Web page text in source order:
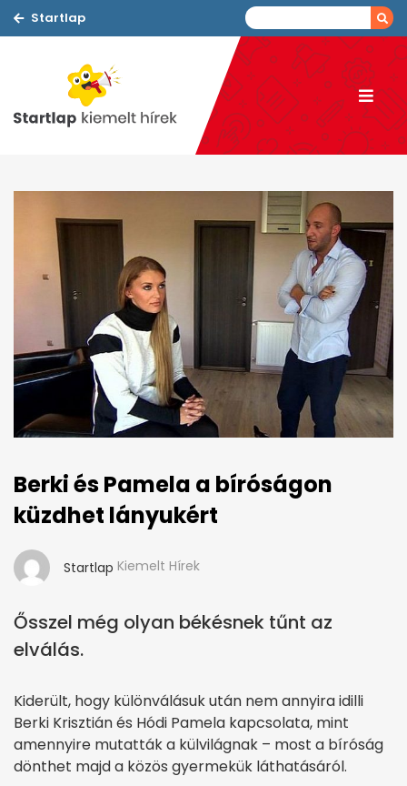
Startlap
Berki és Pamela a bíróságon
küzdhet lányukért
Startlap Kiemelt Hírek
Ősszel még olyan békésnek tűnt az
elválás.
Kiderült, hogy különválásuk után nem annyira idilli
Berki Krisztián és Hódi Pamela kapcsolata, mint
amennyire mutatták a külvilágnak – most a bíróság
dönthet majd a közös gyermekük láthatásáról.